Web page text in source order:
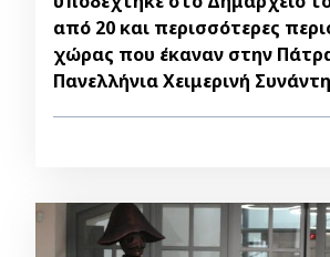
από 20 και περισσότερες
χώρας που έκαναν στην
Πανελλήνια Χειμερινή